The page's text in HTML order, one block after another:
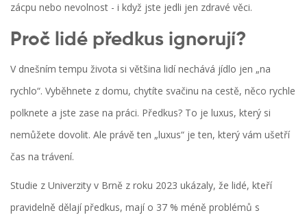
zácpu nebo nevolnost - i když jste jedli jen zdravé věci.
Proč lidé předkus ignorují?
V dnešním tempu života si většina lidí nechává jídlo jen „na
rychlo“. Vyběhnete z domu, chytíte svačinu na cestě, něco rychle
polknete a jste zase na práci. Předkus? To je luxus, který si
nemůžete dovolit. Ale právě ten „luxus“ je ten, který vám ušetří
čas na trávení.
Studie z Univerzity v Brně z roku 2023 ukázaly, že lidé, kteří
pravidelně dělají předkus, mají o 37 % méně problémů s